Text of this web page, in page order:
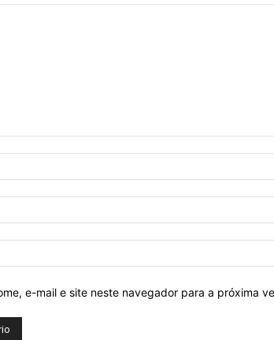
e-mail e site neste navegador para a próxima